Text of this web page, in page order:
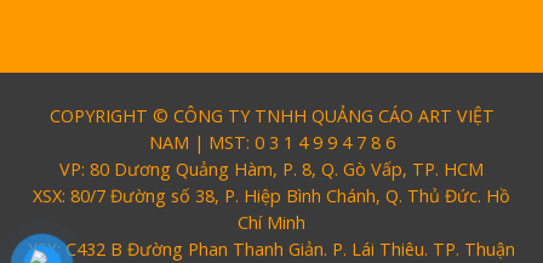
COPYRIGHT © CÔNG TY TNHH QUẢNG CÁO ART VIỆT
NAM | MST: 0 3 1 4 9 9 4 7 8 6
VP: 80 Dương Quảng Hàm, P. 8, Q. Gò Vấp, TP. HCM
XSX: 80/7 Đường số 38, P. Hiệp Bình Chánh, Q. Thủ Đức. Hồ
Chí Minh
XSX: C432 B Đường Phan Thanh Giản. P. Lái Thiêu. TP. Thuận